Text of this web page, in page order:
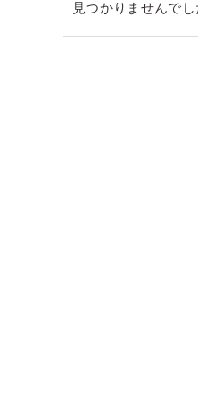
見つかりませんで